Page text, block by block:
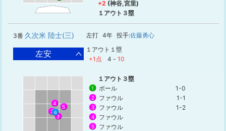
+2 (神谷,宮里)
１アウト３塁
3番 久次米 陸士(三) 左打 4年 投手:佐藤勇心
左安
１アウト１塁
+1点
4 - 10
2
3
4
5
6
１アウト３塁
1 ボール 1-0
2 ファウル 1-1
3 ファウル 1-2
4 ファウル
5 ファウル